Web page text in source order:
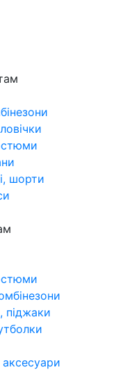
шорти
піджаки